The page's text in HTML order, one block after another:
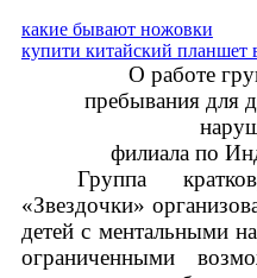
какие бывают ножовки
купити китайский планшет в
О работе
пребывания для
филиала по
Группа
«Звездочки»
детей с ментальными
ограниченными